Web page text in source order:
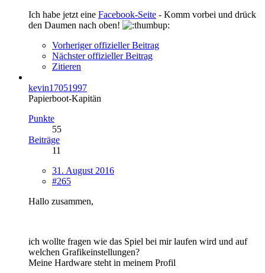
Ich habe jetzt eine Facebook-Seite - Komm vorbei und drück
den Daumen nach oben!
Vorheriger offizieller Beitrag
Nächster offizieller Beitrag
Zitieren
kevin17051997
Papierboot-Kapitän
Punkte
55
Beiträge
11
31. August 2016
#265
Hallo zusammen,
ich wollte fragen wie das Spiel bei mir laufen wird und auf
welchen Grafikeinstellungen?
Meine Hardware steht in meinem Profil